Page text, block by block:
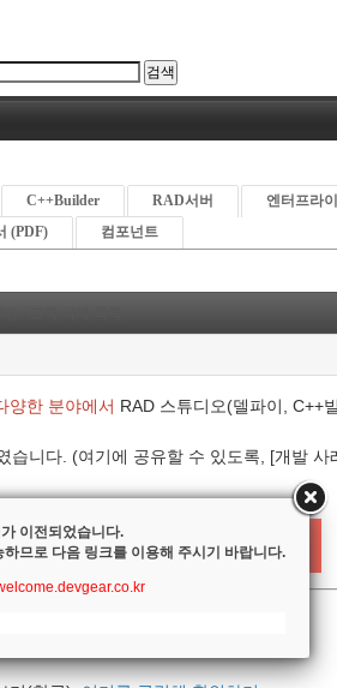
C++Builder RAD서버
엔터프라
(PDF) 컴포넌트
양한 분야에서 RAD 스튜디오(델파이, C++
습니다. (여기에 공유할 수 있도록, [개발 사
이전되었습니다.
므로 다음 링크를 이용해 주시기 바랍니다.